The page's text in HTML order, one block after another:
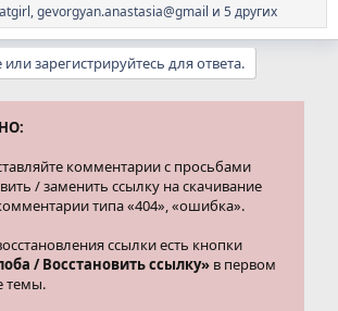
,gevorgyan.anastasia@gmail и 5 других
зарегистрируйтесь для ответа.
комментарии с просьбами
/ заменить ссылку на скачивание
типа «404», «ошибка».
ссылки есть кнопки
/ Восстановить ссылку» в первом
темы.